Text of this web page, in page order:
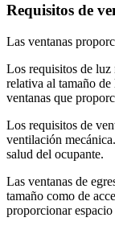
Requisitos de
Las ventanas
Los requisitos de luz
relativa al tamaño
ventanas que
Los requisitos de
ventilación
salud del ocupante.
Las ventanas de
tamaño como de
proporcionar